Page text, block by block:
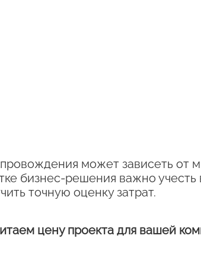
может зависеть от
бизнес-решения важно учесть
точную оценку затрат.
цену проекта для вашей